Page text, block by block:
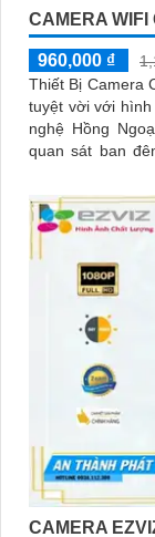
CAMERA WIFI
960,000 ₫
Thiết Bị Camera
tuyệt vời với hình
nghệ Hồng
quan sát ban
CAMERA